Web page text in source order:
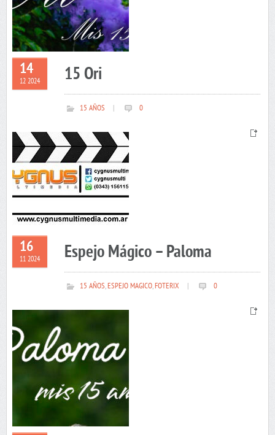
14
12 2024 15 Ori
15 AÑOS 0
16
11 2024 Espejo Mágico – Paloma
15 AÑOS,ESPEJO MAGICO,FOTERIX 0